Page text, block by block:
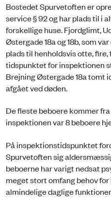
Bostedet Spurvetoften er
service § 92 og har plads til i
forskellige huse. Fjordglimt,
Østergade 18a og 18b, som
plads til henholdsvis otte, fire,
tidspunktet for inspektionen
Brejning Østergade 18a tomt
afgået ved døden.
De fleste beboere kommer
inspektionen var 8 beboere
På inspektionstidspunktet
Spurvetoften sig
beboerne har varigt nedsat
meget stort omfang behov
almindelige daglige